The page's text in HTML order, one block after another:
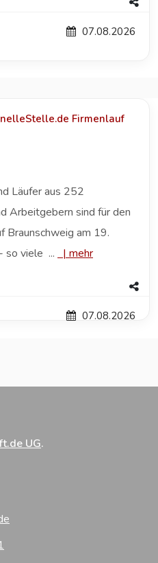
07.08.2026
Firmenlauf
Läufer aus 252
Arbeitgebern sind für den
Braunschweig am 19.
so viele ...
| mehr
07.08.2026
UG.